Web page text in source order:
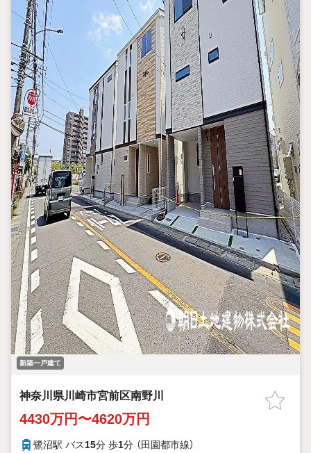
新築一戸建て
神奈川県川崎市宮前区南野川
4430万円〜4620万円
鷺沼駅 バス15分 歩1分 （田園都市線）